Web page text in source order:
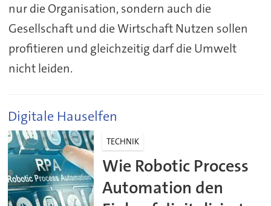
nur die Organisation, sondern auch die
Gesellschaft und die Wirtschaft Nutzen sollen
profitieren und gleichzeitig darf die Umwelt
nicht leiden.
Digitale Hauselfen
TECHNIK
Wie Robotic Process
Automation den